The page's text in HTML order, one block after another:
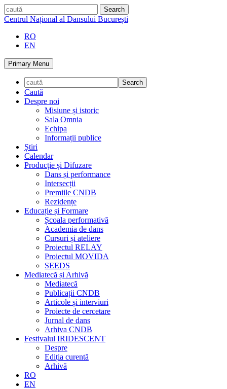
Skip
to
caută
Centrul Național al Dansului București
RO
EN
Primary Menu
Caută
Despre noi
Misiune și istoric
Sala Omnia
Echipa
Informații publice
Știri
Calendar
Producție și Difuzare
Dans și performance
Intersecții
Premiile CNDB
Rezidențe
Educație și Formare
Școala performativă
Academia de dans
Cursuri și ateliere
Proiectul RELAY
Proiectul MOVIDA
SEEDS
Mediatecă și Arhivă
Mediatecă
Publicații CNDB
Articole și interviuri
Proiecte de cercetare
Jurnal de dans
Arhiva CNDB
Festivalul IRIDESCENT
Despre
Ediția curentă
Arhivă
RO
EN